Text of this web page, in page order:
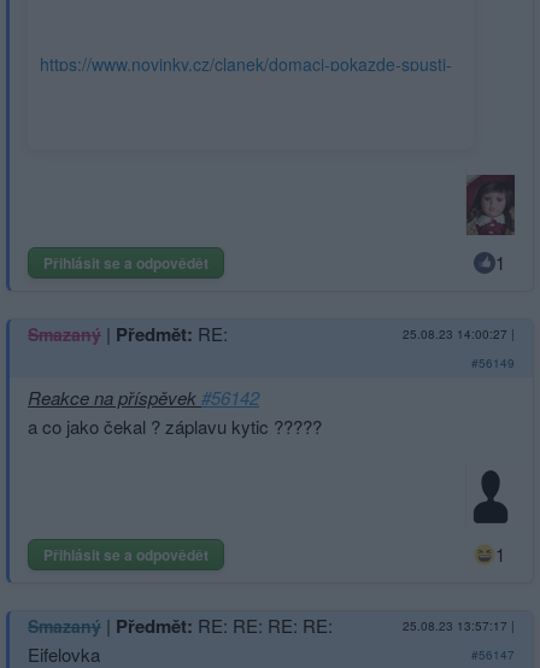
https://www.novinky.cz/clanek/domaci-pokazde-spusti-
Přihlásit se a odpovědět 1
Smazaný | Předmět: RE: 25.08.23 14:00:27 |
#56149
Reakce na příspěvek#56142
a co jako čekal ? záplavu kytic ?????
Přihlásit se a odpovědět 1
Smazaný | Předmět: RE: RE: RE: RE:
Eifelovka
25.08.23 13:57:17 |
#56147